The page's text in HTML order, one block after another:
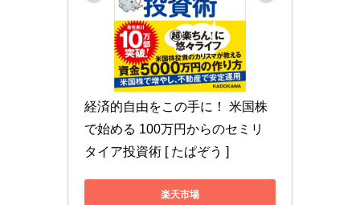
経済的自由をこの手に！ 米国株
で始める 100万円からのセミリ
タイア投資術 [ たぱぞう ]
楽天市場